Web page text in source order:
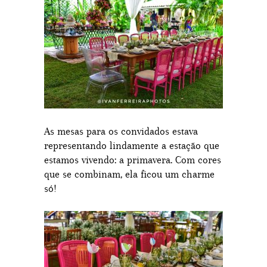
As mesas para os convidados estava
representando lindamente a estação que
estamos vivendo: a primavera. Com cores
que se combinam, ela ficou um charme
só!